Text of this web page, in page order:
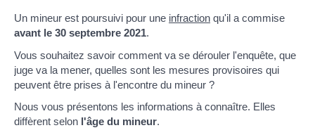
Un mineur est poursuivi pour une infraction qu'il a commise
avant le 30 septembre 2021.
Vous souhaitez savoir comment va se dérouler l'enquête, que
juge va la mener, quelles sont les mesures provisoires qui
peuvent être prises à l'encontre du mineur ?
Nous vous présentons les informations à connaître. Elles
diffèrent selon l'âge du mineur.